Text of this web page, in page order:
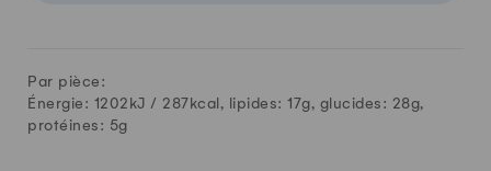
Par pièce:
Énergie: 1202kJ / 287 kcal, lipides: 17g, glucides: 28g,
protéines: 5g